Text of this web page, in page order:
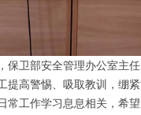
卫部安全管理办公室主任
提高警惕、吸取教训，绷
常工作学习息息相关，希